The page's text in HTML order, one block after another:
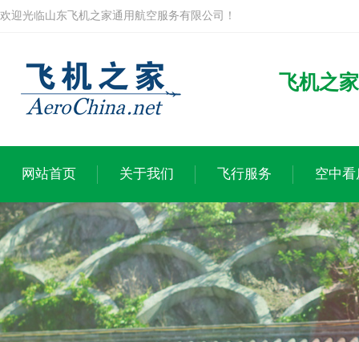
欢迎光临山东飞机之家通用航空服务有限公司！
飞机之
网站首页 关于我们 飞行服务 空中看